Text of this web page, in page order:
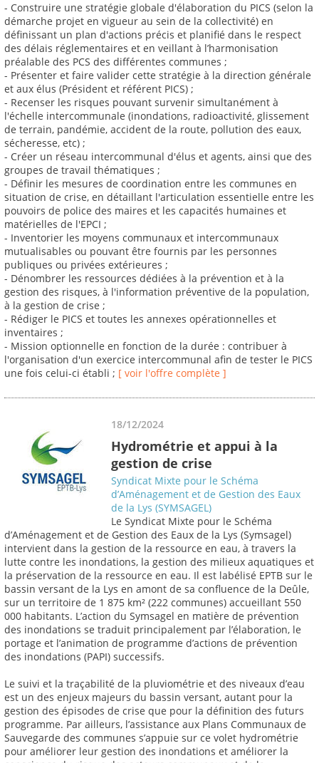
- Construire une stratégie globale d'élaboration du PICS (selon la
démarche projet en vigueur au sein de la collectivité) en
définissant un plan d'actions précis et planifié dans le respect
des délais réglementaires et en veillant à l’harmonisation
préalable des PCS des différentes communes ;
- Présenter et faire valider cette stratégie à la direction générale
et aux élus (Président et référent PICS) ;
- Recenser les risques pouvant survenir simultanément à
l'échelle intercommunale (inondations, radioactivité, glissement
de terrain, pandémie, accident de la route, pollution des eaux,
sécheresse, etc) ;
- Créer un réseau intercommunal d'élus et agents, ainsi que des
groupes de travail thématiques ;
- Définir les mesures de coordination entre les communes en
situation de crise, en détaillant l'articulation essentielle entre les
pouvoirs de police des maires et les capacités humaines et
matérielles de l'EPCI ;
- Inventorier les moyens communaux et intercommunaux
mutualisables ou pouvant être fournis par les personnes
publiques ou privées extérieures ;
- Dénombrer les ressources dédiées à la prévention et à la
gestion des risques, à l'information préventive de la population,
à la gestion de crise ;
- Rédiger le PICS et toutes les annexes opérationnelles et
inventaires ;
- Mission optionnelle en fonction de la durée : contribuer à
l'organisation d'un exercice intercommunal afin de tester le PICS
une fois celui-ci établi ; [ voir l'offre complète ]
18/12/2024
Hydrométrie et appui à la
gestion de crise
Syndicat Mixte pour le Schéma
d’Aménagement et de Gestion des Eaux
de la Lys (SYMSAGEL)
Le Syndicat Mixte pour le Schéma
d’Aménagement et de Gestion des Eaux de la Lys (Symsagel)
intervient dans la gestion de la ressource en eau, à travers la
lutte contre les inondations, la gestion des milieux aquatiques et
la préservation de la ressource en eau. Il est labélisé EPTB sur le
bassin versant de la Lys en amont de sa confluence de la Deûle,
sur un territoire de 1 875 km² (222 communes) accueillant 550
000 habitants. L’action du Symsagel en matière de prévention
des inondations se traduit principalement par l’élaboration, le
portage et l’animation de programme d’actions de prévention
des inondations (PAPI) successifs.
Le suivi et la traçabilité de la pluviométrie et des niveaux d’eau
est un des enjeux majeurs du bassin versant, autant pour la
gestion des épisodes de crise que pour la définition des futurs
programme. Par ailleurs, l’assistance aux Plans Communaux de
Sauvegarde des communes s’appuie sur ce volet hydrométrie
pour améliorer leur gestion des inondations et améliorer la